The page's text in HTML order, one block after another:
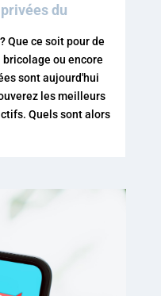
du
Que ce soit pour de
bricolage ou encore
sont aujourd'hui
les meilleurs
Quels sont alors